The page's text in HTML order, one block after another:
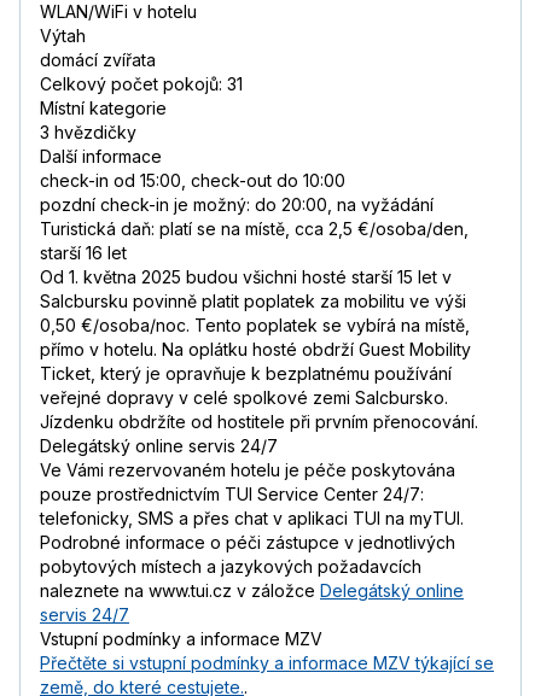
WLAN/WiFi v hotelu
Výtah
domácí zvířata
Celkový počet pokojů: 31
Místní kategorie
3 hvězdičky
Další informace
check-in od 15:00, check-out do 10:00
pozdní check-in je možný: do 20:00, na vyžádání
Turistická daň: platí se na místě, cca 2,5 €/osoba/den,
starší 16 let
Od 1. května 2025 budou všichni hosté starší 15 let v
Salcbursku povinně platit poplatek za mobilitu ve výši
0,50 €/osoba/noc. Tento poplatek se vybírá na místě,
přímo v hotelu. Na oplátku hosté obdrží Guest Mobility
Ticket, který je opravňuje k bezplatnému používání
veřejné dopravy v celé spolkové zemi Salcbursko.
Jízdenku obdržíte od hostitele při prvním přenocování.
Delegátský online servis 24/7
Ve Vámi rezervovaném hotelu je péče poskytována
pouze prostřednictvím TUI Service Center 24/7:
telefonicky, SMS a přes chat v aplikaci TUI na myTUI.
Podrobné informace o péči zástupce v jednotlivých
pobytových místech a jazykových požadavcích
naleznete na www.tui.cz v záložce Delegátský online
servis 24/7
Vstupní podmínky a informace MZV
Přečtěte si vstupní podmínky a informace MZV týkající se
země, do které cestujete..